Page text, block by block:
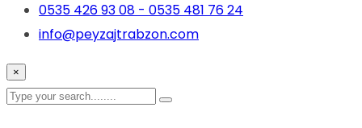
0535 426 93 08 - 0535 481 76 24
info@peyzajtrabzon.com
×